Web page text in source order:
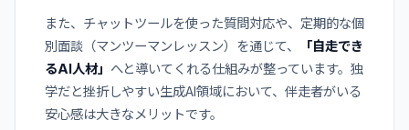
また、チャットツールを使った質問対応や、定期的な個
別面談（マンツーマンレッスン）を通じて、
「自走でき
るAI人材」 へと導いてくれる仕組みが整っています。独
学だと挫折しやすい生成AI領域において、伴走者がいる
安心感は大きなメリットです。